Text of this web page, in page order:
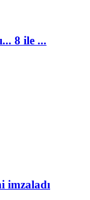
8 ile ...
imzaladı